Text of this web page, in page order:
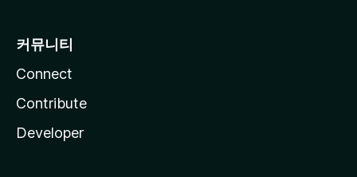
커뮤니티
Connect
Contribute
Developer